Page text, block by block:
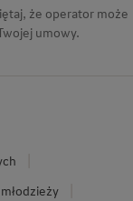
że operator może
umowy.